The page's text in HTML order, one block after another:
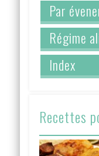
Par
Régime
Index
Recettes